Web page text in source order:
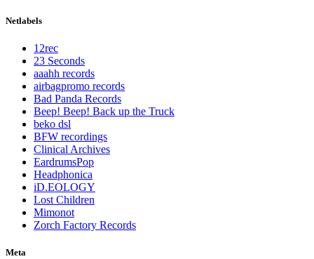
Netlabels
12rec
23 Seconds
aaahh records
airbagpromo records
Bad Panda Records
Beep! Beep! Back up the Truck
beko dsl
BFW recordings
Clinical Archives
EardrumsPop
Headphonica
iD.EOLOGY
Lost Children
Mimonot
Zorch Factory Records
Meta